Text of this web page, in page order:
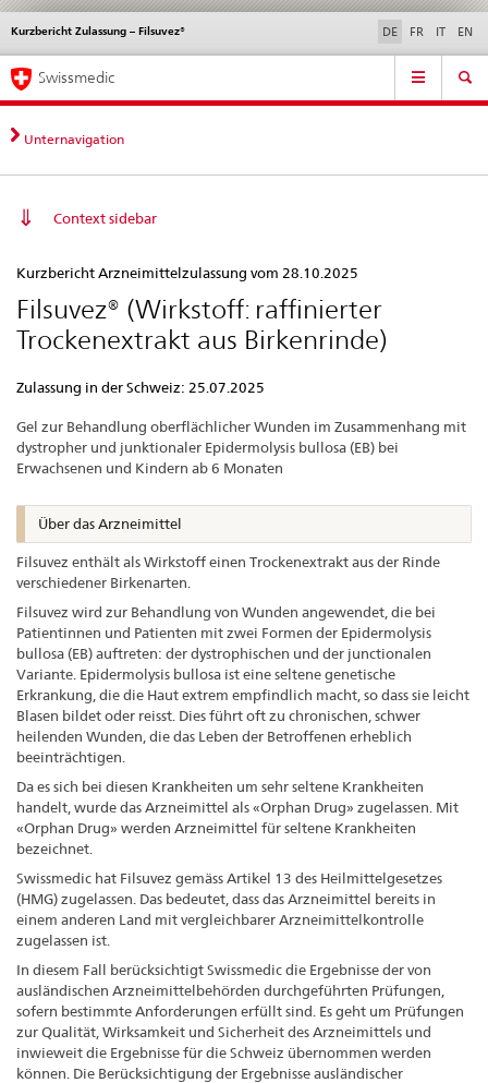
Direktnavigation
News,
Rechtsgrundlagen,
Kontakt
News & Updates Kontakt | Support & Hilfe
Kurzbericht Zulassung – Filsuvez®
Sprachwahl DE FR IT EN
Service
Hauptnavigation
Swissmedic
Unternavigation
Context sidebar
Zulassung
–
Filsuvez®
Kurzbericht Arzneimittelzulassung vom 28.10.2025
Filsuvez® (Wirkstoff: raffinierter
Trockenextrakt aus Birkenrinde)
Zulassung in der Schweiz: 25.07.2025
Gel zur Behandlung oberflächlicher Wunden im Zusammenhang mit
dystropher und junktionaler Epidermolysis bullosa (EB) bei
Erwachsenen und Kindern ab 6 Monaten
Über das Arzneimittel
Filsuvez enthält als Wirkstoff einen Trockenextrakt aus der Rinde
verschiedener Birkenarten.
Filsuvez wird zur Behandlung von Wunden angewendet, die bei
Patientinnen und Patienten mit zwei Formen der Epidermolysis
bullosa (EB) auftreten: der dystrophischen und der junctionalen
Variante. Epidermolysis bullosa ist eine seltene genetische
Erkrankung, die die Haut extrem empfindlich macht, so dass sie leicht
Blasen bildet oder reisst. Dies führt oft zu chronischen, schwer
heilenden Wunden, die das Leben der Betroffenen erheblich
beeinträchtigen.
Da es sich bei diesen Krankheiten um sehr seltene Krankheiten
handelt, wurde das Arzneimittel als «Orphan Drug» zugelassen. Mit
«Orphan Drug» werden Arzneimittel für seltene Krankheiten
bezeichnet.
Swissmedic hat Filsuvez gemäss Artikel 13 des Heilmittelgesetzes
(HMG) zugelassen. Das bedeutet, dass das Arzneimittel bereits in
einem anderen Land mit vergleichbarer Arzneimittelkontrolle
zugelassen ist.
In diesem Fall berücksichtigt Swissmedic die Ergebnisse der von
ausländischen Arzneimittelbehörden durchgeführten Prüfungen,
sofern bestimmte Anforderungen erfüllt sind. Es geht um Prüfungen
zur Qualität, Wirksamkeit und Sicherheit des Arzneimittels und
inwieweit die Ergebnisse für die Schweiz übernommen werden
können. Die Berücksichtigung der Ergebnisse ausländischer